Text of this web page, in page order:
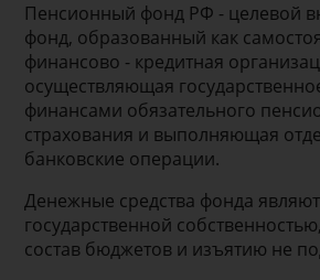
Пенсионный фонд РФ - целевой
фонд, образованный как
финансово - кредитная
осуществляющая
финансами обязательного
страхования и выполняющая
банковские операции.
Денежные средства фонда
государственной
состав бюджетов и изъятию не